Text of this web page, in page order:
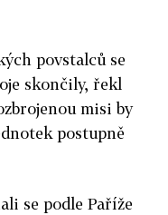
povstalců se
skončily, řekl
misi by
postupně
se podle Paříže